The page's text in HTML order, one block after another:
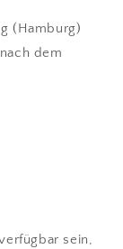
(Hamburg)
dem
sein,